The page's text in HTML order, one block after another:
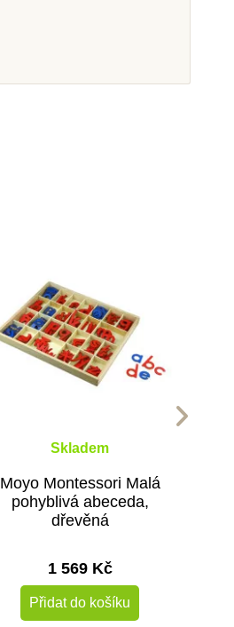
Skladem
Moyo Montessori Malá
pohyblivá abeceda,
dřevěná
1 569 Kč
Přidat do košíku